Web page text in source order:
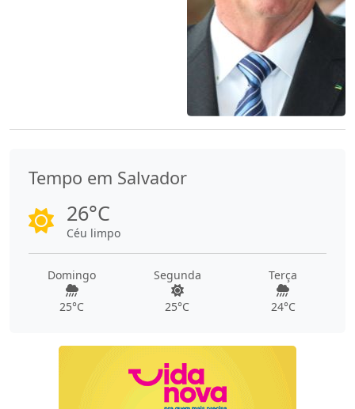
Tempo em Salvador
26°C
Céu limpo
Domingo
25°C
Segunda
25°C
Terça
24°C